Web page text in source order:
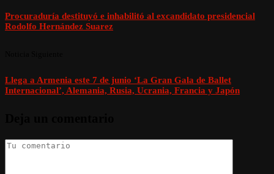
Procuraduría destituyó e inhabilitó al excandidato presidencial
Rodolfo Hernández Suarez
Llega a Armenia este 7 de junio ‘La Gran Gala de Ballet
Internacional’, Alemania, Rusia, Ucrania, Francia y Japón